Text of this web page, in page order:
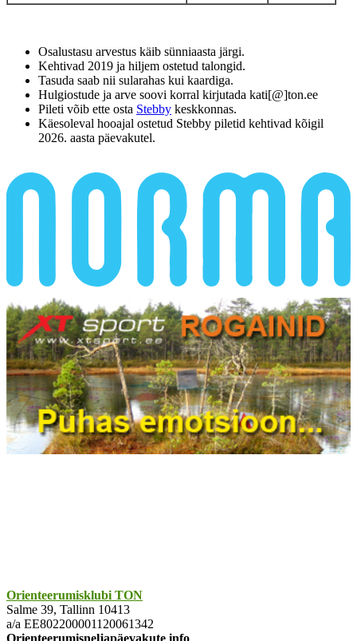
Osalustasu arvestus käib sünniaasta järgi.
Kehtivad 2019 ja hiljem ostetud talongid.
Tasuda saab nii sularahas kui kaardiga.
Hulgiostude ja arve soovi korral kirjutada kati[@]ton.ee
Pileti võib ette osta Stebby keskkonnas.
Käesoleval hooajal ostetud Stebby piletid kehtivad kõigil
2026. aasta päevakutel.
Orienteerumisklubi TON
Salme 39, Tallinn 10413
a/a EE802200001120061342